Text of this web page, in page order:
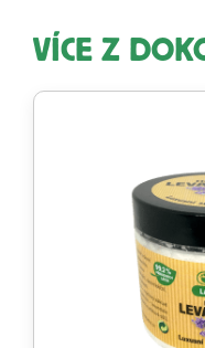
VÍCE Z